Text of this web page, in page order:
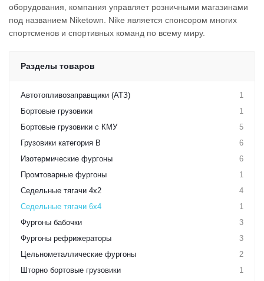
оборудования, компания управляет розничными магазинами
под названием Niketown. Nike является спонсором многих
спортсменов и спортивных команд по всему миру.
Разделы товаров
Автотопливозаправщики (АТЗ)
1
Бортовые грузовики
1
Бортовые грузовики с КМУ
5
Грузовики категория B
6
Изотермические фургоны
6
Промтоварные фургоны
1
Седельные тягачи 4х2
4
Седельные тягачи 6х4
1
Фургоны бабочки
3
Фургоны рефрижераторы
3
Цельнометаллические фургоны
2
Шторно бортовые грузовики
1